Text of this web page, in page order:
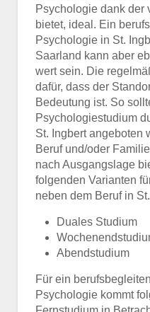
Psychologie dank der
bietet, ideal. Ein
Psychologie in St.
Saarland kann aber
wert sein. Die
dafür, dass der
Bedeutung ist. So
Psychologiestudium
St. Ingbert angeboten
Beruf und/oder
nach Ausgangslage
folgenden Varianten
neben dem Beruf in
Duales Studium
Abendstudium
Für ein
Psychologie kommt